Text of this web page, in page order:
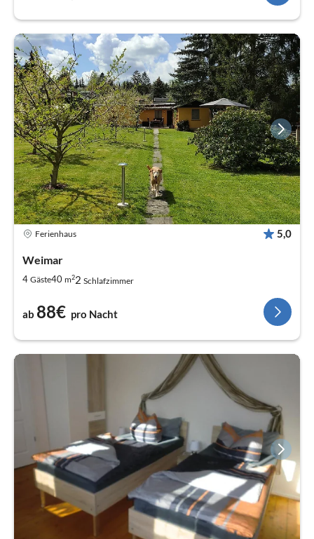
Ferienhaus 5,0
Weimar
4 Gäste40 m22 Schlafzimmer
ab 88€ pro Nacht